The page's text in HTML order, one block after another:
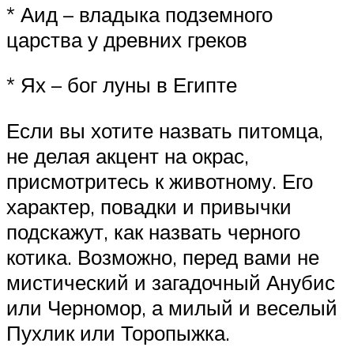
* Аид – владыка подземного
царства у древних греков
* Ях – бог луны в Египте
Если вы хотите назвать питомца,
не делая акцент на окрас,
присмотритесь к животному. Его
характер, повадки и привычки
подскажут, как назвать черного
котика. Возможно, перед вами не
мистический и загадочный Анубис
или Черномор, а милый и веселый
Пухлик или Торопыжка.